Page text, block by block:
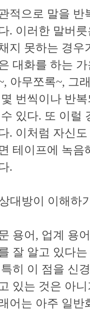
적으로 말을 반
. 이러한 말버
지 못하는 경우
대화를 하는
아무쪼록~, 그
번씩이나 반
있다. 또 이럴
. 이처럼 자신
테이프에 녹음
.
대방이 이해하
용어, 업계 용
잘 알고 있다
히 이 점을 신
있는 것은 아
어는 아주 일반